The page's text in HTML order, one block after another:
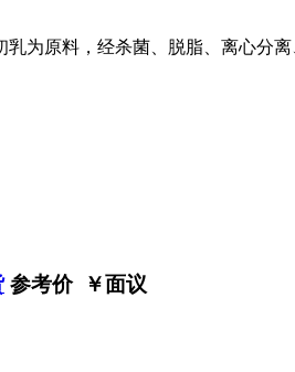
为原料，经杀菌、脱脂、离心分
参考价 ￥面议